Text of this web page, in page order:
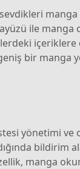
ile manga
bir manga
yönetimi
bildirim
manga